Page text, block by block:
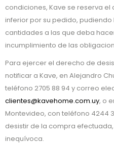
condiciones, Kave se reserva
inferior por su pedido,
cantidades a las que deba
incumplimiento de las
Para ejercer el derecho de
notificar a Kave, en Alejandro
teléfono 2705 88 94 y correo
clientes@kavehome.com.uy, o
Montevideo, con teléfono 4244
desistir de la compra
inequívoca.